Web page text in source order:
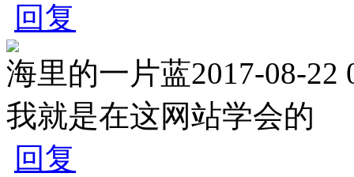
回复
海里的一片蓝2017-08-22
我就是在这网站学会的
回复